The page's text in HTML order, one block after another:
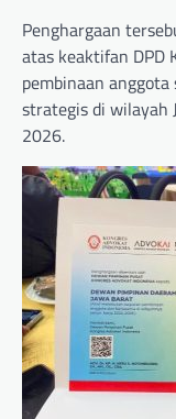
Penghargaan
atas keaktifan DPD
pembinaan
strategis di wilayah
2026.